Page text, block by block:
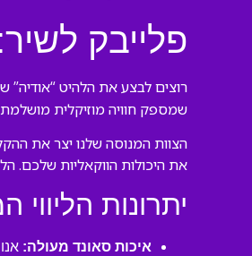
פלייבק
רוצים לבצע את הלהיט “אודיה”
שמספק חוויה מוזיקלית
הצוות המנוסה שלנו יצר את
את היכולות הווקאליות שלכם.
יתרונות הליווי
איכות סאונד מעולה: